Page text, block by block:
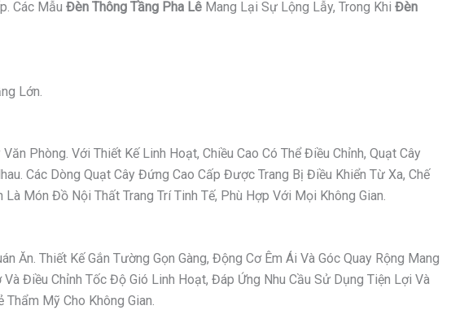
Các Mẫu Đèn Thông Tầng Pha Lê Mang Lại Sự Lộng Lẫy, Trong Khi Đèn
Lớn.
Phòng. Với Thiết Kế Linh Hoạt, Chiều Cao Có Thể Điều Chỉnh, Quạt Cây
Các Dòng Quạt Cây Đứng Cao Cấp Được Trang Bị Điều Khiển Từ Xa, Chế
Món Đồ Nội Thất Trang Trí Tinh Tế, Phù Hợp Với Mọi Không Gian.
Ăn. Thiết Kế Gắn Tường Gọn Gàng, Động Cơ Êm Ái Và Góc Quay Rộng Mang
Điều Chỉnh Tốc Độ Gió Linh Hoạt, Đáp Ứng Nhu Cầu Sử Dụng Tiện Lợi Và
Mỹ Cho Không Gian.